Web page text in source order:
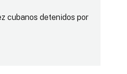
cubanos detenidos por